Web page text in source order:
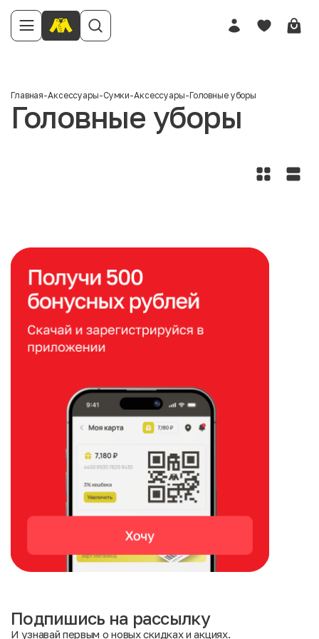
Главная-Аксессуары-Сумки-Аксессуары-Головные уборы
Головные уборы
Подпишись на рассылку
И узнавай первым о новых скидках и акциях.